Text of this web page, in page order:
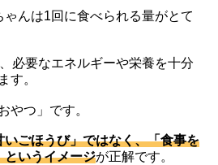
んは1回に食べられる量がとて
必要なエネルギーや栄養を十分
す。
やつ」です。
ごほうび」ではなく、「食事を
というイメージが正解です。